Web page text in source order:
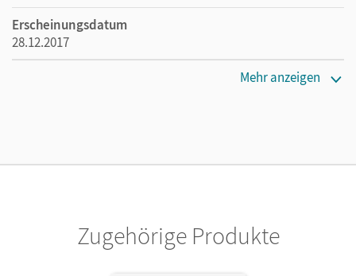
Erscheinungsdatum
28.12.2017
Mehr anzeigen
Zugehörige Produkte